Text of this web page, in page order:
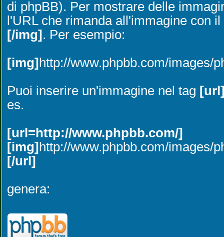
di phpBB). Per mostrare delle
l'URL che rimanda all'immagine con
[/img]. Per esempio:
[img]http://www.phpbb.com/images/
Puoi inserire un'immagine nel tag
es.
[url=http://www.phpbb.com/]
[img]http://www.phpbb.com/images/
[/url]
genera: